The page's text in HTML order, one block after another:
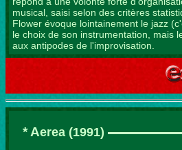
musical, saisi selon des critères
Flower évoque lointainement le jazz
le choix de son instrumentation, mais
aux antipodes de l'improvisation.
* Aerea (1991)